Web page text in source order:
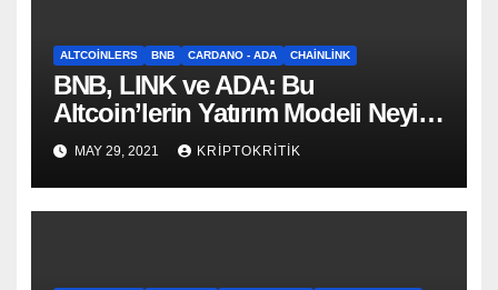
ALTCOINLERS BNB CARDANO - ADA CHAINLINK
BNB, LINK ve ADA: Bu
Altcoin’lerin Yatırım Modeli Neyi
Gösteriyor?
MAY 29, 2021 KRIPTOKRITIK